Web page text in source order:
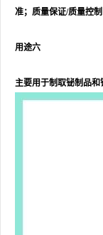
准；质量保证/质量控制
用途六
主要用于制取铋制品和